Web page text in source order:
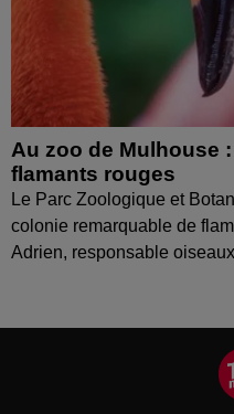
Au zoo de Mulhouse
flamants rouges
Le Parc Zoologique et
colonie remarquable de
Adrien, responsable